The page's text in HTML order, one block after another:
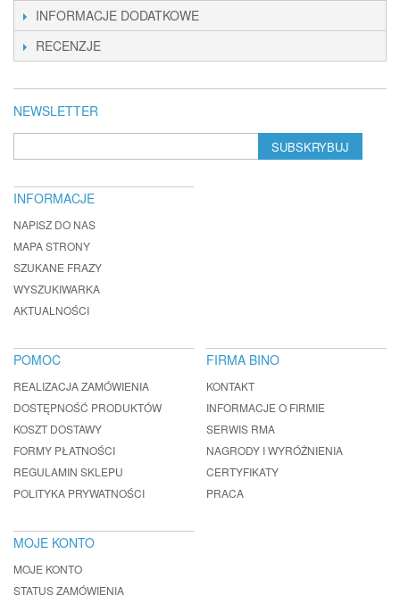
INFORMACJE DODATKOWE
RECENZJE
NEWSLETTER
SUBSKRYBUJ
INFORMACJE
NAPISZ DO NAS
MAPA STRONY
SZUKANE FRAZY
WYSZUKIWARKA
AKTUALNOŚCI
POMOC
REALIZACJA ZAMÓWIENIA
DOSTĘPNOŚĆ PRODUKTÓW
KOSZT DOSTAWY
FORMY PŁATNOŚCI
REGULAMIN SKLEPU
POLITYKA PRYWATNOŚCI
FIRMA BINO
KONTAKT
INFORMACJE O FIRMIE
SERWIS RMA
NAGRODY I WYRÓŻNIENIA
CERTYFIKATY
PRACA
MOJE KONTO
MOJE KONTO
STATUS ZAMÓWIENIA